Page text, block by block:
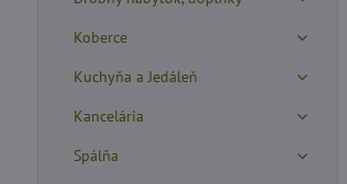
Koberce
Kuchyňa a Jedáleň
Kancelária
Spálňa